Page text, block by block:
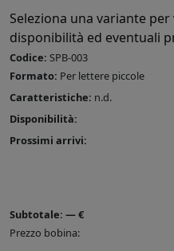
Seleziona una variante
disponibilità ed eventuali
Codice: SPB-003
Formato: Per lettere piccole
Caratteristiche: n.d.
Disponibilità:
Prossimi arrivi:
Subtotale: —€
Prezzo bobina: